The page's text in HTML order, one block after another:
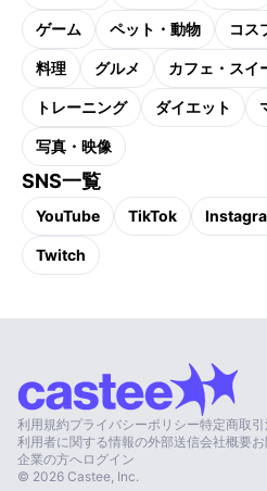
ゲーム ペット・動物 コス
料理 グルメ カフェ・スイ
トレーニング ダイエット
写真・映像
SNS一覧
YouTube TikTok
Twitch
利用規約プライバシーポリシー特定商取
利用者に関する情報の外部送信会社概要
企業の方へログイン
© 2026 Castee, Inc.